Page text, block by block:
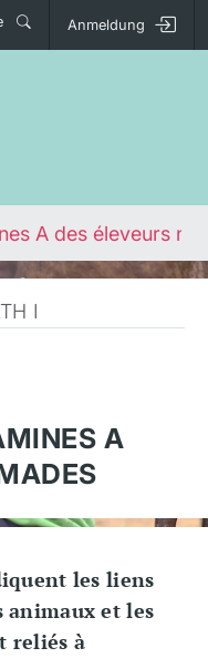
Anmeldung
A des éleveurs
I
A
les liens
animaux et les
reliés à